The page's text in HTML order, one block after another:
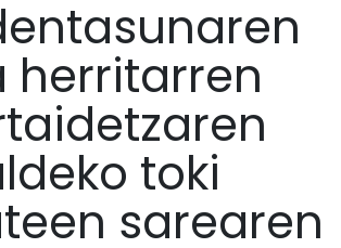
herritarren
toki
sarearen